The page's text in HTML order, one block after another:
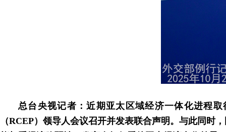
总台央视记者：近期亚太区域经济一体化进程
（RCEP）领导人会议召开并发表联合声明。与此同